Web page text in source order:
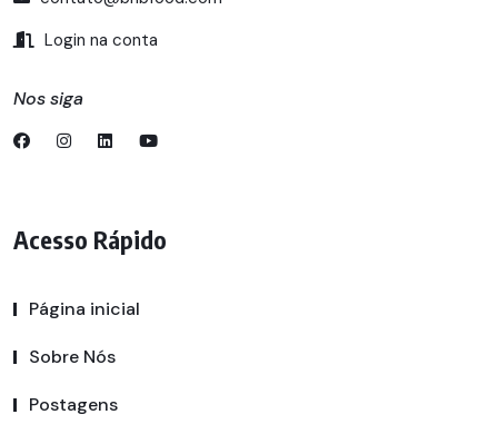
Login na conta
Nos siga
Acesso Rápido
Página inicial
Sobre Nós
Postagens